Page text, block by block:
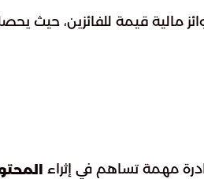
مالية قيمة للفائزين، حيث
مهمة تساهم في إثراء